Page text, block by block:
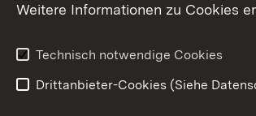
Weitere Informationen zu Cookies
Technisch notwendige Cookies
Drittanbieter-Cookies (Siehe